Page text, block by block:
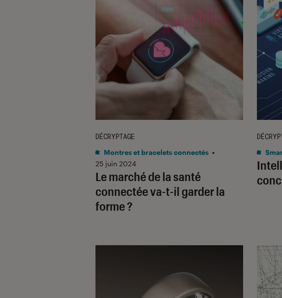
Le marché de la santé
connectée va-t-il garder la
forme ?
DÉCRYPTAGE
Montres et bracelets connectés •
25 juin 2024